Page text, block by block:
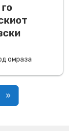
омраза
»